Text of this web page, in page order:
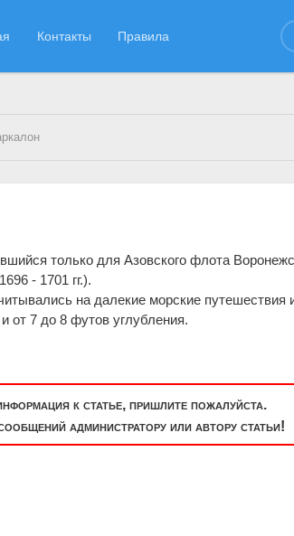
Контакты Правила
только для Азовского флота
- 1701 гг.).
на далекие морские путешествия
7 до 8 футов углубления.
к статье, пришлите пожалуйста.
администратору или автору статьи!